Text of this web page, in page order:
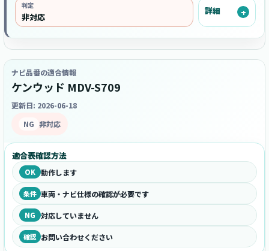
判定
非対応
詳細
ナビ品番の適合情報
ケンウッド MDV-S709
更新日: 2026-06-18
NG 非対応
適合表確認方法
OK 動作します
条件 車両・ナビ仕様の確認が必要です
NG 対応していません
確認 お問い合わせください